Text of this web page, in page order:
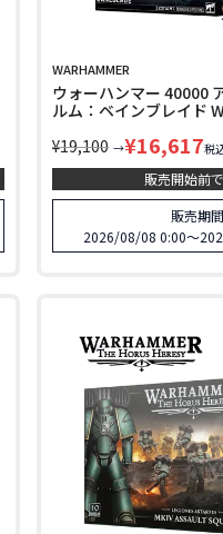
WARHAMMER
ウォーハンマー 40000
ルム：ベインブレイド
¥19,100 →¥16,617税
販売開始前で
販売期間
2026/08/08 0:00〜